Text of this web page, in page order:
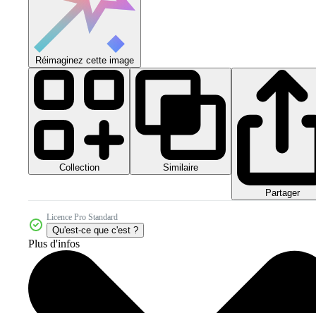
Réimaginez cette image
Collection Similaire
Partager
Licence Pro Standard
Qu'est-ce que c'est ?
Plus d'infos